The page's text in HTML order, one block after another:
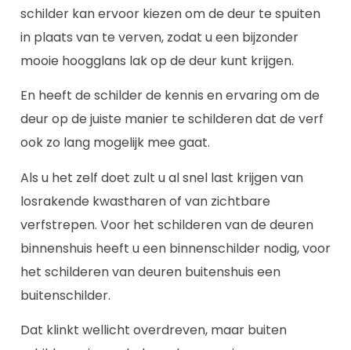
schilder kan ervoor kiezen om de deur te spuiten
in plaats van te verven, zodat u een bijzonder
mooie hoogglans lak op de deur kunt krijgen.
En heeft de schilder de kennis en ervaring om de
deur op de juiste manier te schilderen dat de verf
ook zo lang mogelijk mee gaat.
Als u het zelf doet zult u al snel last krijgen van
losrakende kwastharen of van zichtbare
verfstrepen. Voor het schilderen van de deuren
binnenshuis heeft u een binnenschilder nodig, voor
het schilderen van deuren buitenshuis een
buitenschilder.
Dat klinkt wellicht overdreven, maar buiten